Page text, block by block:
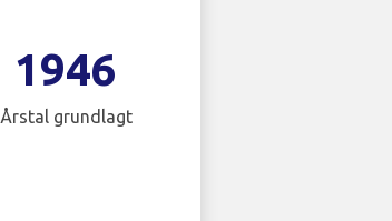
1946
Årstal grundlagt